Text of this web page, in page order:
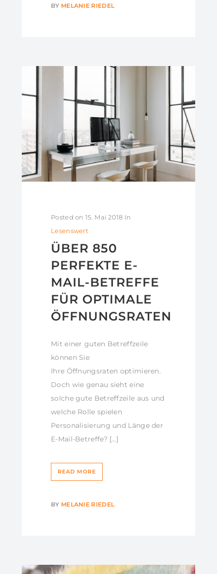
BY MELANIE RIEDEL
Posted on 15. Mai 2018 In
Lesenswert
ÜBER 850
PERFEKTE E-
MAIL-BETREFFE
FÜR OPTIMALE
ÖFFNUNGSRATEN
Mit einer guten Betreffzeile
können Sie
Ihre Öffnungsraten optimieren.
Doch wie genau sieht eine
solche gute Betreffzeile aus und
welche Rolle spielen
Personalisierung und Länge der
E-Mail-Betreffe? […]
READ MORE
BY MELANIE RIEDEL